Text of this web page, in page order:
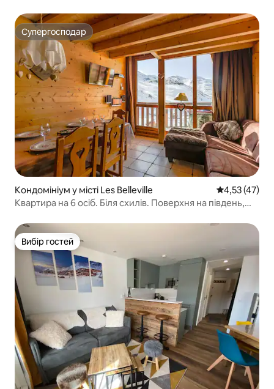
Супергосподар
Супергосподар
Кондомініум у місті Les Belleville Середня
4,53 (47)
Квартира на 6 осіб. Біля схилів. Поверхня на південь,
Вибір гостей
Вибір гостей